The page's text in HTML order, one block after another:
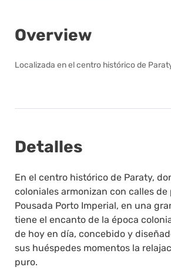
Overview
Localizada en el centro histórico de
Detalles
En el centro histórico de Paraty,
coloniales armonizan con calles de
Pousada Porto Imperial, en una
tiene el encanto de la época
de hoy en día, concebido y
sus huéspedes momentos la
puro.